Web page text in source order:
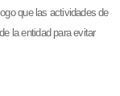
que las actividades de
la entidad para evitar